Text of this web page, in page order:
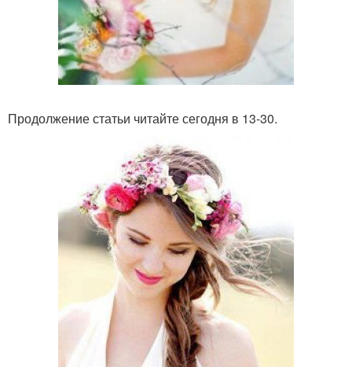
Продолжение статьи читайте сегодня в 13-30.